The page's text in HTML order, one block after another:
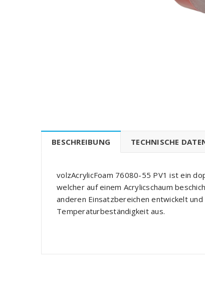
BESCHREIBUNG TECHNISCHE
volzAcrylicFoam 76080-55 PV1 ist ein
welcher auf einem Acrylicschaum
anderen Einsatzbereichen entwickelt
Temperaturbeständigkeit aus.